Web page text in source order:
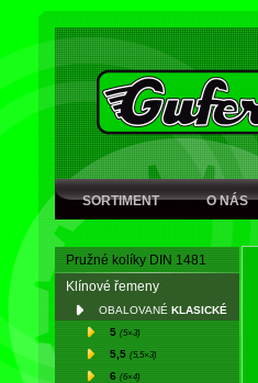
SORTIMENT O NÁS
Pružné kolíky DIN 1481
Klínové řemeny
OBALOVANÉ KLASICKÉ
5 (5×3)
5,5 (5,5×3)
6 (6×4)